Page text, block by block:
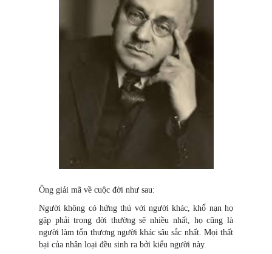
Ông giải mã về cuộc đời như sau:
Người không có hứng thú với người khác, khổ nạn họ
gặp phải trong đời thường sẽ nhiều nhất, họ cũng là
người làm tổn thương người khác sâu sắc nhất. Mọi thất
bại của nhân loại đều sinh ra bởi kiểu người này.